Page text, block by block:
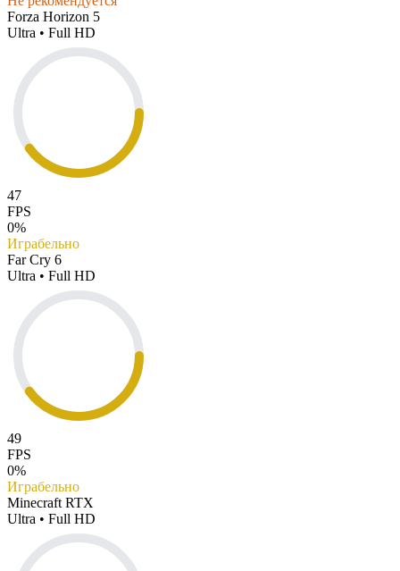
Forza Horizon 5
Ultra • Full HD
47
FPS
0%
Играбельно
Far Cry 6
Ultra • Full HD
49
FPS
0%
Играбельно
Minecraft RTX
Ultra • Full HD